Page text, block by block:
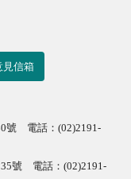
見信箱
號 電話：(02)2191-
號 電話：(02)2191-